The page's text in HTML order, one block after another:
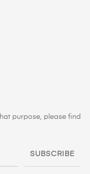
purpose, please find
SUBSCRIBE